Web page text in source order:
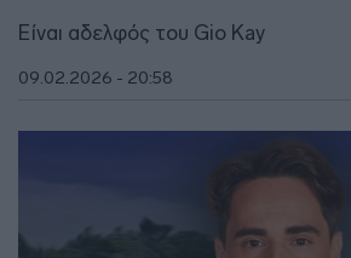
Είναι αδελφός του Gio Kay
09.02.2026 - 20:58